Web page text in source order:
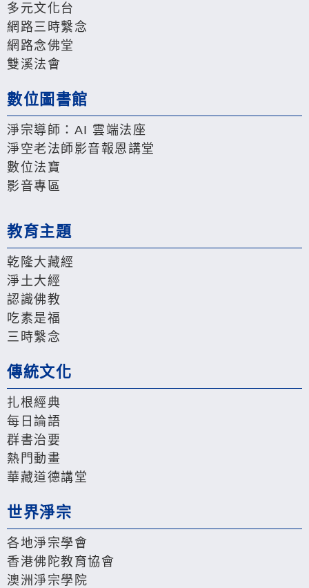
多元文化台
網路三時繫念
網路念佛堂
雙溪法會
數位圖書館
淨宗導師：AI 雲端法座
淨空老法師影音報恩講堂
數位法寶
影音專區
教育主題
乾隆大藏經
淨土大經
認識佛教
吃素是福
三時繫念
傳統文化
扎根經典
每日論語
群書治要
熱門動畫
華藏道德講堂
世界淨宗
各地淨宗學會
香港佛陀教育協會
澳洲淨宗學院